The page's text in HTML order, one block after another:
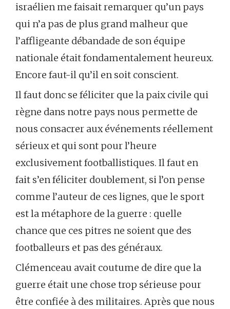
israélien me faisait remarquer qu’un pays
qui n’a pas de plus grand malheur que
l’affligeante débandade de son équipe
nationale était fondamentalement heureux.
Encore faut-il qu’il en soit conscient.
Il faut donc se féliciter que la paix civile qui
règne dans notre pays nous permette de
nous consacrer aux événements réellement
sérieux et qui sont pour l’heure
exclusivement footballistiques. Il faut en
fait s’en féliciter doublement, si l’on pense
comme l’auteur de ces lignes, que le sport
est la métaphore de la guerre : quelle
chance que ces pitres ne soient que des
footballeurs et pas des généraux.
Clémenceau avait coutume de dire que la
guerre était une chose trop sérieuse pour
être confiée à des militaires. Après que nous